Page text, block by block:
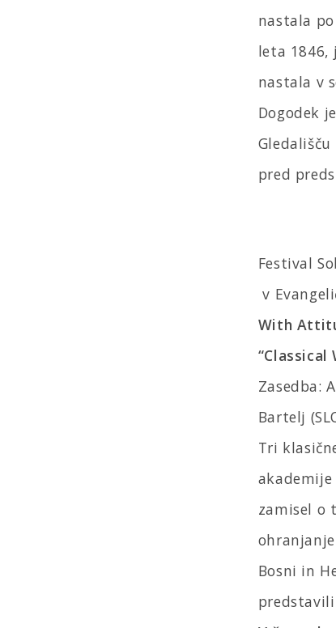
nastala
leta 1846,
nastala v
Dogodek je
pred
Festival
v
With
Zasedba:
Bartelj
Tri
zamisel o
Bosni in